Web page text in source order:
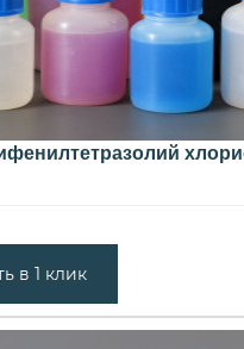
в 1 клик